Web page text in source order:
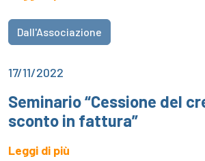
Dall'Associazione
17/11/2022
Seminario “Cessione del
sconto in fattura”
Leggi di più